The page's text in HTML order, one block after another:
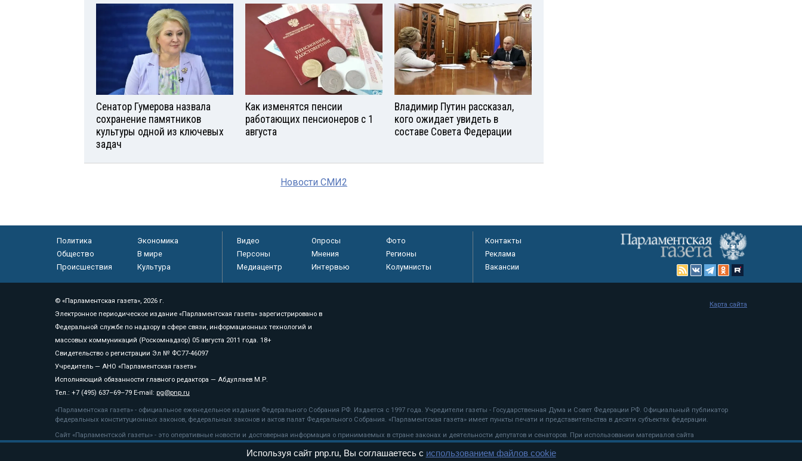
Сенатор Гумерова назвала
сохранение памятников
культуры одной из ключевых
задач
Как изменятся пенсии
работающих пенсионеров с 1
августа
Владимир Путин рассказал,
кого ожидает увидеть в
составе Совета Федерации
Новости СМИ2
Политика
Экономика
Общество
В мире
Происшествия
Культура
Видео Опросы
Фото
Персоны
Мнения
Регионы
Медиацентр
Интервью Колумнисты
Контакты
Реклама
Вакансии
© «Парламентская газета», 2026 г.
Электронное периодическое издание «Парламентская газета» зарегистрировано в
Федеральной службе по надзору в сфере связи, информационных технологий и
массовых коммуникаций (Роскомнадзор) 05 августа 2011 года. 18+
Свидетельство о регистрации Эл № ФС77-46097
Учредитель — АНО «Парламентская газета»
Исполняющий обязанности главного редактора — Абдуллаев М.Р.
Тел.: +7 (495) 637–69–79 E-mail: pg@pnp.ru
«Парламентская газета» - официальное еженедельное издание Федерального Собрания РФ. Издается с 1997 года. Учредители газеты - Государственная Дума и Совет Федерации РФ. Официальный публикатор
федеральных конституционных законов, федеральных законов и актов палат Федерального Собрания. «Парламентская газета» имеет пункты печати и представительства в десяти субъектах федерации.
Сайт «Парламентской газеты» - это оперативные новости и достоверная информация о принимаемых в стране законах и деятельности депутатов и сенаторов. При использовании материалов сайта
«Парламентской газеты» активная ссылка на pnp.ru обязательна.
Карта сайта
Используя сайт pnp.ru, Вы соглашаетесь с использованием файлов cookie